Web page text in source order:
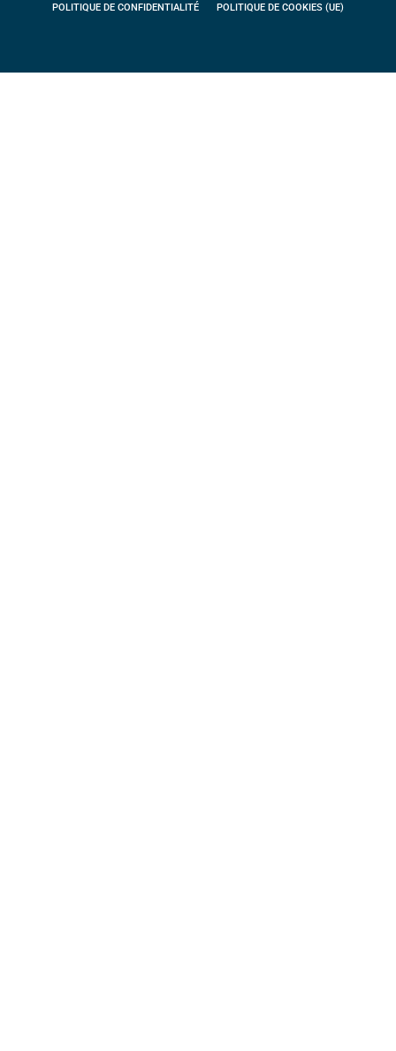
POLITIQUE DE CONFIDENTIALITÉ
POLITIQUE DE COOKIES (UE)